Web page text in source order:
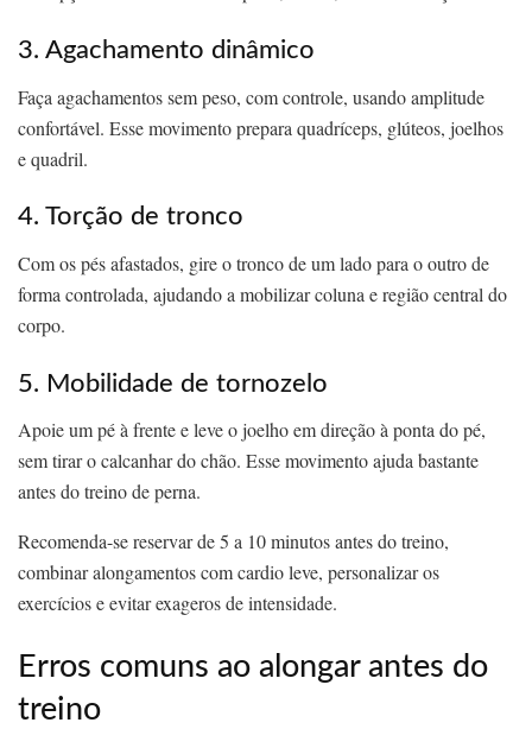
3. Agachamento dinâmico
Faça agachamentos sem peso, com controle, usando amplitude
confortável. Esse movimento prepara quadríceps, glúteos, joelhos
e quadril.
4. Torção de tronco
Com os pés afastados, gire o tronco de um lado para o outro de
forma controlada, ajudando a mobilizar coluna e região central do
corpo.
5. Mobilidade de tornozelo
Apoie um pé à frente e leve o joelho em direção à ponta do pé,
sem tirar o calcanhar do chão. Esse movimento ajuda bastante
antes do treino de perna.
Recomenda-se reservar de 5 a 10 minutos antes do treino,
combinar alongamentos com cardio leve, personalizar os
exercícios e evitar exageros de intensidade.
Erros comuns ao alongar antes do
treino